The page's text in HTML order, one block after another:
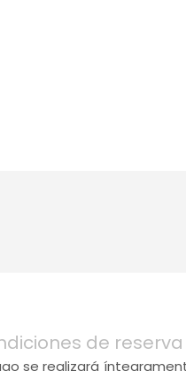
de reserva
se realizará